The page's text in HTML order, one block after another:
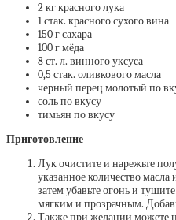
2 кг красного лука
1 стак. красного сухого вина
150 г сахара
100 г мёда
8 ст. л. винного уксуса
0,5 стак. оливкового масла
черный перец молотый по
соль по вкусу
тимьян по вкусу
Приготовление
Лук очистите и нарежьте
указанное количество
затем убавьте огонь и
мягким и прозрачным.
Также при желании можете